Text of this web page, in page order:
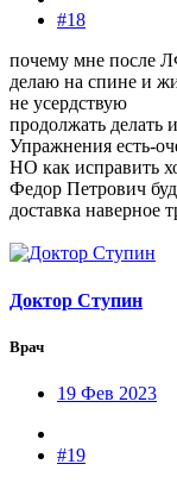
#18
почему мне после
делаю на спине и
не усердствую
продолжать делать
Упражнения есть-
НО как исправить
Федор Петрович
доставка наверное
Доктор Ступин
Врач
19 Фев 2023
#19